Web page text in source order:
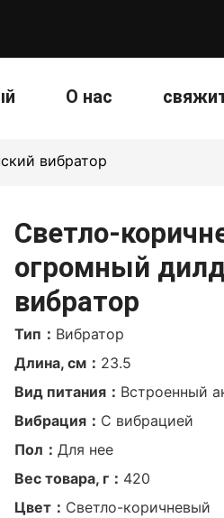
О нас
вибратор
Светло-
огромный
вибратор
Тип： Вибратор
Длина, см： 23.5
Вид питания： Встроенный
Вибрация： С вибрацией
Пол： Для нее
Вес товара, г： 420
Цвет： Светло-коричневый